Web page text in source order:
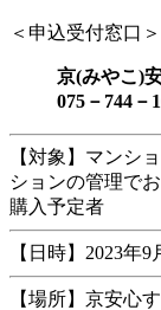
＜申込受付窓口＞
京(みやこ)
075－744－
【対象】マンシ
ションの管理で
購入予定者
【日時】2023年
【場所】京安心